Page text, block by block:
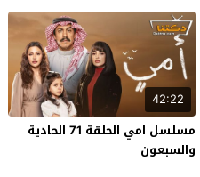
42:22
مسلسل امي الحلقة 71 الحادية
والسبعون